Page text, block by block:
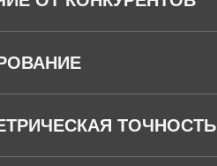
ТОЧНОСТЬ